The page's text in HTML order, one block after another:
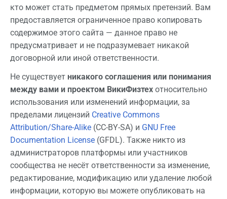
кто может стать предметом прямых претензий. Вам
предоставляется ограниченное право копировать
содержимое этого сайта — данное право не
предусматривает и не подразумевает никакой
договорной или иной ответственности.
Не существует никакого соглашения или понимания
между вами и проектом ВикиФизтех относительно
использования или изменений информации, за
пределами лицензий Creative Commons
Attribution/Share-Alike (CC-BY-SA) и GNU Free
Documentation License (GFDL). Также никто из
администраторов платформы или участников
сообщества не несёт ответственности за изменение,
редактирование, модификацию или удаление любой
информации, которую вы можете опубликовать на